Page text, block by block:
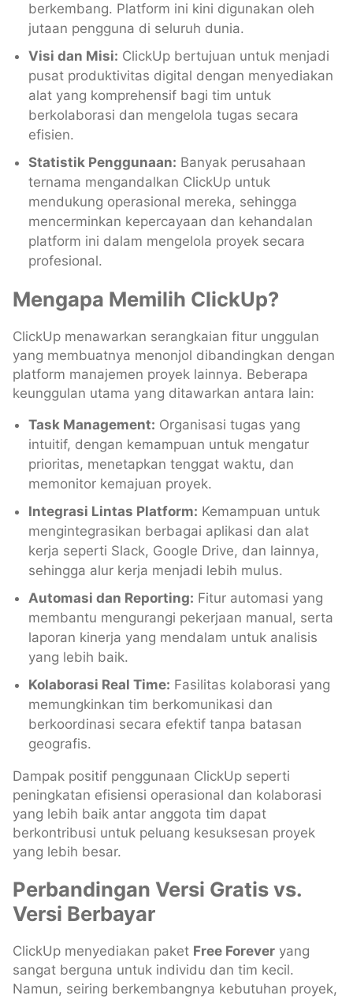
berkembang. Platform ini kini digunakan oleh
jutaan pengguna di seluruh dunia.
Visi dan Misi: ClickUp bertujuan untuk menjadi
pusat produktivitas digital dengan menyediakan
alat yang komprehensif bagi tim untuk
berkolaborasi dan mengelola tugas secara
efisien.
Statistik Penggunaan: Banyak perusahaan
ternama mengandalkan ClickUp untuk
mendukung operasional mereka, sehingga
mencerminkan kepercayaan dan kehandalan
platform ini dalam mengelola proyek secara
profesional.
Mengapa Memilih ClickUp?
ClickUp menawarkan serangkaian fitur unggulan
yang membuatnya menonjol dibandingkan dengan
platform manajemen proyek lainnya. Beberapa
keunggulan utama yang ditawarkan antara lain:
Task Management: Organisasi tugas yang
intuitif, dengan kemampuan untuk mengatur
prioritas, menetapkan tenggat waktu, dan
memonitor kemajuan proyek.
Integrasi Lintas Platform: Kemampuan untuk
mengintegrasikan berbagai aplikasi dan alat
kerja seperti Slack, Google Drive, dan lainnya,
sehingga alur kerja menjadi lebih mulus.
Automasi dan Reporting: Fitur automasi yang
membantu mengurangi pekerjaan manual, serta
laporan kinerja yang mendalam untuk analisis
yang lebih baik.
Kolaborasi Real Time: Fasilitas kolaborasi yang
memungkinkan tim berkomunikasi dan
berkoordinasi secara efektif tanpa batasan
geografis.
Dampak positif penggunaan ClickUp seperti
peningkatan efisiensi operasional dan kolaborasi
yang lebih baik antar anggota tim dapat
berkontribusi untuk peluang kesuksesan proyek
yang lebih besar.
Perbandingan Versi Gratis vs.
Versi Berbayar
ClickUp menyediakan paket Free Forever yang
sangat berguna untuk individu dan tim kecil.
Namun, seiring berkembangnya kebutuhan proyek,